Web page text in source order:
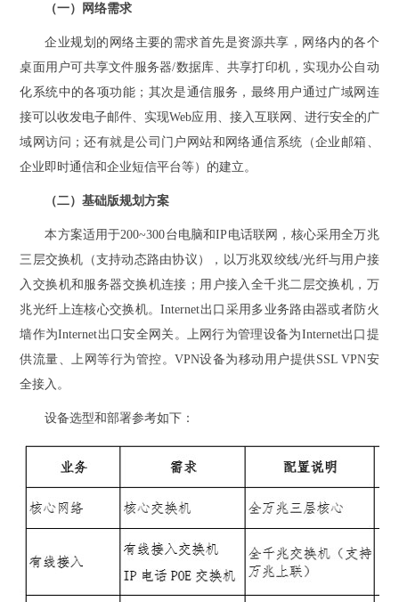
（一）网络需求
企业规划的网络主要的需求首先是资源共享，网络内的各个
桌面用户可共享文件服务器/数据库、共享打印机，实现办公自动
化系统中的各项功能；其次是通信服务，最终用户通过广域网连
接可以收发电子邮件、实现Web应用、接入互联网、进行安全的广
域网访问；还有就是公司门户网站和网络通信系统（企业邮箱、
企业即时通信和企业短信平台等）的建立。
（二）基础版规划方案
本方案适用于200~300台电脑和IP电话联网，核心采用全万兆
三层交换机（支持动态路由协议），以万兆双绞线/光纤与用户接
入交换机和服务器交换机连接；用户接入全千兆二层交换机，万
兆光纤上连核心交换机。Internet出口采用多业务路由器或者防火
墙作为Internet出口安全网关。上网行为管理设备为Internet出口提
供流量、上网等行为管控。VPN设备为移动用户提供SSL VPN安
全接入。
设备选型和部署参考如下：